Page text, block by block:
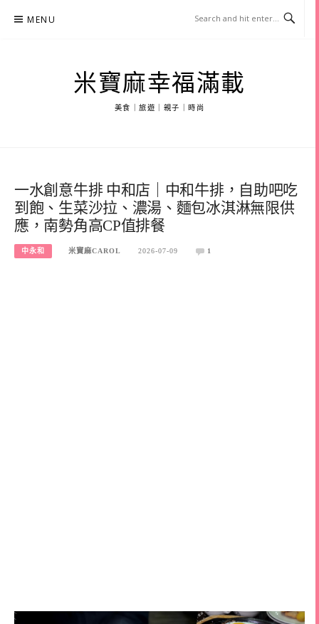
MENU
米寶麻幸福滿載
美食｜旅遊｜親子｜時尚
一水創意牛排 中和店｜中和牛排，自助吧吃
到飽、生菜沙拉、濃湯、麵包冰淇淋無限供
應，南勢角高CP值排餐
中永和 米寶麻CAROL 2026-07-09 1